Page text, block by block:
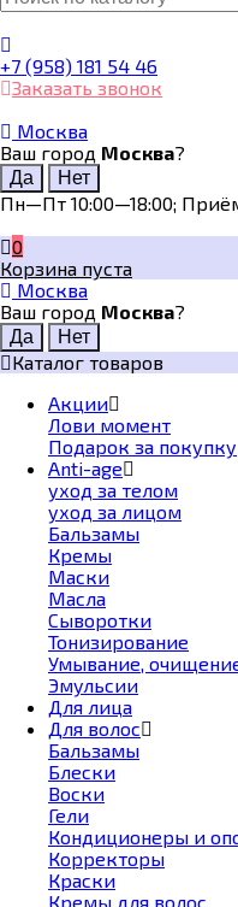
+7 (958) 181 54 46
Заказать звонок
Москва
Ваш город Москва?
Пн—Пт 10:00—18:00;
0
Корзина пуста
Москва
Ваш город Москва?
Каталог товаров
Акции
Лови момент
Подарок за покупку
Anti-age
уход за телом
уход за лицом
Бальзамы
Кремы
Маски
Масла
Сыворотки
Тонизирование
Умывание,
Эмульсии
Для лица
Для волос
Бальзамы
Блески
Воски
Гели
Кондиционеры и
Корректоры
Краски
Кремы для волос